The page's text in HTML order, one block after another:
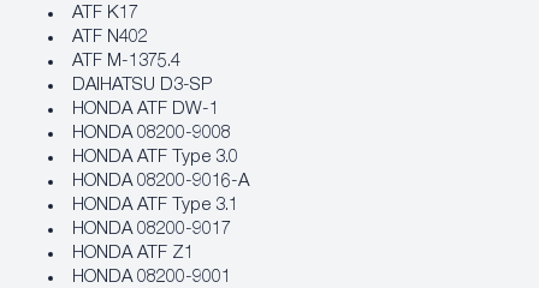
ATF K17
ATF N402
ATF M-1375.4
DAIHATSU D3-SP
HONDA ATF DW-1
HONDA 08200-9008
HONDA ATF Type 3.0
HONDA 08200-9016-A
HONDA ATF Type 3.1
HONDA 08200-9017
HONDA ATF Z1
HONDA 08200-9001